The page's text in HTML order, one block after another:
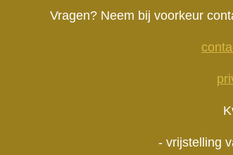
a
A
p
Vragen? Neem bij voorkeur
- vrijstelling